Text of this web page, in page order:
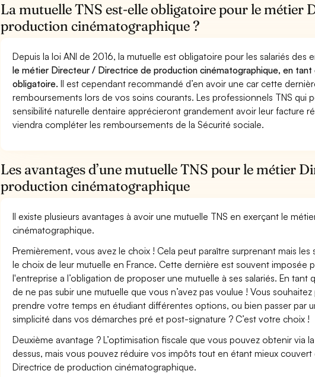
La mutuelle TNS est-elle obligatoire pour le métier
production cinématographique ?
Depuis la loi ANI de 2016, la mutuelle est obligatoire pour les salariés des
le métier Directeur / Directrice de production cinématographique, en tant
obligatoire.Il est cependant recommandé d’en avoir une car cette
remboursements lors de vos soins courants. Les professionnels TNS qui
sensibilité naturelle dentaire apprécieront grandement avoir leur facture
viendra compléter les remboursements de la Sécurité sociale.
Les avantages d’une mutuelle TNS pour le métier
production cinématographique
Il existe plusieurs avantages à avoir une mutuelle TNS en exerçant le
cinématographique.
Premièrement, vous avez le choix ! Cela peut paraître surprenant mais les
le choix de leur mutuelle en France. Cette dernière est souvent imposée
l'entreprise a l’obligation de proposer une mutuelle à ses salariés. En tant
de ne pas subir une mutuelle que vous n’avez pas voulue ! Vous
prendre votre temps en étudiant différentes options, ou bien passer par
simplicité dans vos démarches pré et post-signature ? C’est votre choix !
Deuxième avantage ? L’optimisation fiscale que vous pouvez obtenir via
dessus, mais vous pouvez réduire vos impôts tout en étant mieux
Directrice de production cinématographique.